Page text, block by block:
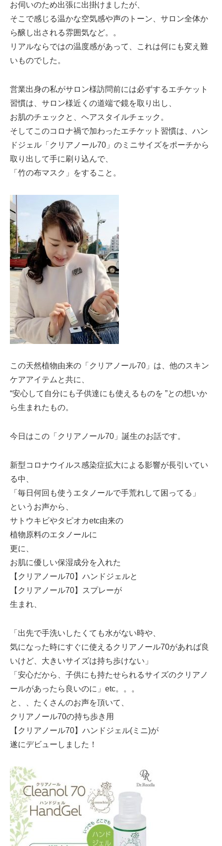
お伺いのため出張に出掛けましたが、
そこで感じる温かな空気感や声のトーン、サロン全体か
ら醸し出される雰囲気など。。
リアルならではの温度感があって、これは何にも変え難
いものでした。
営業出身の私がサロン様訪問前には必ずするエチケット
習慣は、サロン様近くの道端で鏡を取り出し、
お肌のチェックと、ヘアスタイルチェック。
そしてこのコロナ禍で加わったエチケット習慣は、ハン
ドジェル「クリアノール70」のミニサイズをポーチから
取り出して手に刷り込んで、
「竹の布マスク」をすること。
この天然植物由来の「クリアノール70」は、他のスキン
ケアアイテムと共に、
“安心して自分にも子供達にも使えるものを ”との想いか
ら生まれたもの。
今日はこの「クリアノール70」誕生のお話です。
新型コロナウイルス感染症拡大による影響が長引いてい
る中、
「毎日何回も使うエタノールで手荒れして困ってる」
というお声から、
サトウキビやタピオカetc由来の
植物原料のエタノールに
更に、
お肌に優しい保湿成分を入れた
【クリアノール70】ハンドジェルと
【クリアノール70】スプレーが
生まれ、
「出先で手洗いしたくても水がない時や、
気になった時にすぐに使えるクリアノール70があれば良
いけど、大きいサイズは持ち歩けない」
「安心だから、子供にも持たせられるサイズのクリアノ
ールがあったら良いのに」etc。。。
と、、たくさんのお声を頂いて、
クリアノール70の持ち歩き用
【クリアノール70】ハンドジェル(ミニ)が
遂にデビューしました！